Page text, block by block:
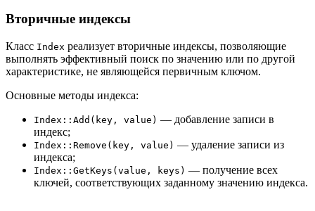
Вторичные индексы
Класс Index реализует вторичные индексы, позволяющие
выполнять эффективный поиск по значению или по другой
характеристике, не являющейся первичным ключом.
Основные методы индекса:
Index::Add(key, value) — добавление записи в
индекс;
Index::Remove(key, value) — удаление записи из
индекса;
Index::GetKeys(value, keys) — получение всех
ключей, соответствующих заданному значению индекса.